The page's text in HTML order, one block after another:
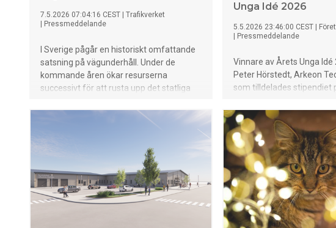
7.5.2026 07:04:16 CEST
Trafikverket
Pressmeddelande
I Sverige pågår en historiskt omfattande
satsning på vägunderhåll. Under de
kommande åren ökar resurserna
successivt för att rusta upp det statliga
konkreta underhållsåtgärder som ska
framkomlighet.
Unga Idé 2026
5.5.2026 23:46:00 CEST
Pressmeddelande
Vinnare av Årets Unga Idé
Peter Hörstedt, Arkeon
som tilldelades stipendiet
teknik som gör kvantchip
skalbara. Lösningen
mot praktiskt användbara